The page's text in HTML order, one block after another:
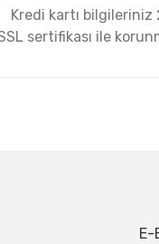
Kredi kartı bilgileriniz
sertifikası ile
E-